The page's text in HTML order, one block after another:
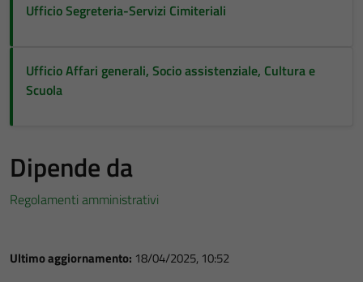
Ufficio Segreteria-Servizi Cimiteriali
Ufficio Affari generali, Socio assistenziale, Cultura e
Scuola
Dipende da
Regolamenti amministrativi
Ultimo aggiornamento: 18/04/2025, 10:52